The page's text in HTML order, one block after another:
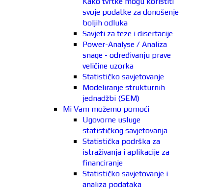
svoje podatke za donošenje
boljih odluka
Savjeti za teze i disertacije
Power-Analyse / Analiza
snage - određivanju prave
veličine uzorka
Statističko savjetovanje
Modeliranje strukturnih
jednadžbi (SEM)
Mi Vam možemo pomoći
Ugovorne usluge
statističkog savjetovanja
Statistička podrška za
istraživanja i aplikacije za
financiranje
Statističko savjetovanje i
analiza podataka